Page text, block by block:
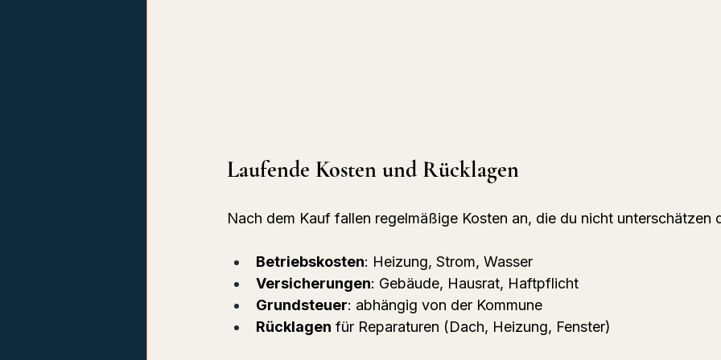
Laufende Kosten und Rücklagen
Nach dem Kauf fallen regelmäßige Kosten an, die du nicht unterschätzen
Betriebskosten: Heizung, Strom, Wasser
Versicherungen: Gebäude, Hausrat, Haftpflicht
Grundsteuer: abhängig von der Kommune
Rücklagen für Reparaturen (Dach, Heizung, Fenster)